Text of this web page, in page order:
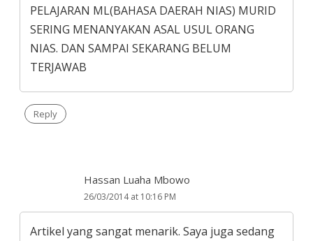
PELAJARAN ML(BAHASA DAERAH NIAS) MURID
SERING MENANYAKAN ASAL USUL ORANG
NIAS. DAN SAMPAI SEKARANG BELUM
TERJAWAB
Reply
Hassan Luaha Mbowo
26/03/2014 at 10:16 PM
Artikel yang sangat menarik. Saya juga sedang